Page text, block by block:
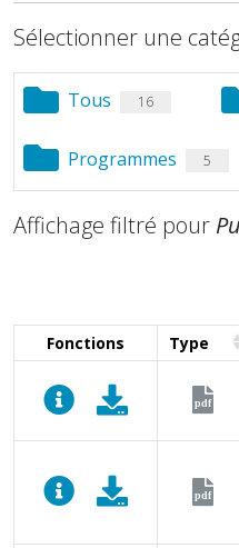
Sélectionner une
Tous 16
Programmes 5
Affichage filtré pour
Fonctions Type
pdf
pdf